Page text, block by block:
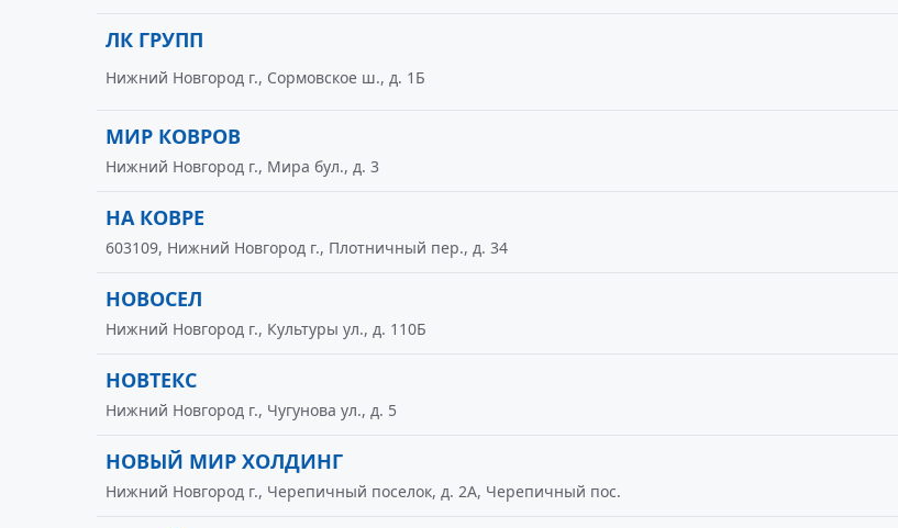
ЛК ГРУПП
Нижний Новгород г., Сормовское ш., д. 1Б
МИР КОВРОВ
Нижний Новгород г., Мира бул., д. 3
НА КОВРЕ
603109, Нижний Новгород г., Плотничный пер., д. 34
НОВОСЕЛ
Нижний Новгород г., Культуры ул., д. 110Б
НОВТЕКС
Нижний Новгород г., Чугунова ул., д. 5
НОВЫЙ МИР ХОЛДИНГ
Нижний Новгород г., Черепичный поселок, д. 2А, Черепичный пос.